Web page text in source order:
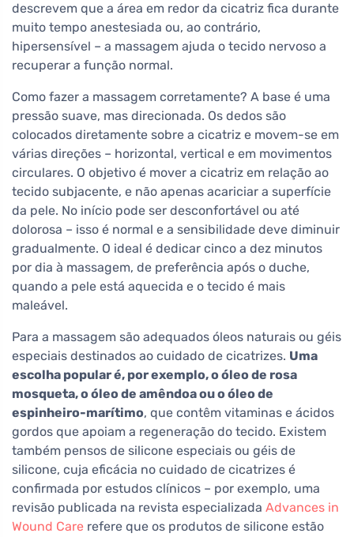
descrevem que a área em redor da cicatriz fica durante
muito tempo anestesiada ou, ao contrário,
hipersensível – a massagem ajuda o tecido nervoso a
recuperar a função normal.
Como fazer a massagem corretamente? A base é uma
pressão suave, mas direcionada. Os dedos são
colocados diretamente sobre a cicatriz e movem-se em
várias direções – horizontal, vertical e em movimentos
circulares. O objetivo é mover a cicatriz em relação ao
tecido subjacente, e não apenas acariciar a superfície
da pele. No início pode ser desconfortável ou até
dolorosa – isso é normal e a sensibilidade deve diminuir
gradualmente. O ideal é dedicar cinco a dez minutos
por dia à massagem, de preferência após o duche,
quando a pele está aquecida e o tecido é mais
maleável.
Para a massagem são adequados óleos naturais ou géis
especiais destinados ao cuidado de cicatrizes. Uma
escolha popular é, por exemplo, o óleo de rosa
mosqueta, o óleo de amêndoa ou o óleo de
espinheiro-marítimo, que contêm vitaminas e ácidos
gordos que apoiam a regeneração do tecido. Existem
também pensos de silicone especiais ou géis de
silicone, cuja eficácia no cuidado de cicatrizes é
confirmada por estudos clínicos – por exemplo, uma
revisão publicada na revista especializada Advances in
Wound Care refere que os produtos de silicone estão